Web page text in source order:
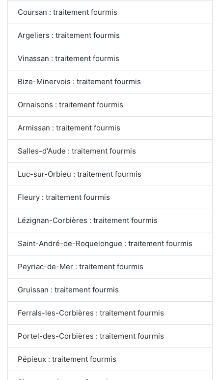
Coursan : traitement fourmis
Argeliers : traitement fourmis
Vinassan : traitement fourmis
Bize-Minervois : traitement fourmis
Ornaisons : traitement fourmis
Armissan : traitement fourmis
Salles-d'Aude : traitement fourmis
Luc-sur-Orbieu : traitement fourmis
Fleury : traitement fourmis
Lézignan-Corbières : traitement fourmis
Saint-André-de-Roquelongue : traitement fourmis
Peyriac-de-Mer : traitement fourmis
Gruissan : traitement fourmis
Ferrals-les-Corbières : traitement fourmis
Portel-des-Corbières : traitement fourmis
Pépieux : traitement fourmis